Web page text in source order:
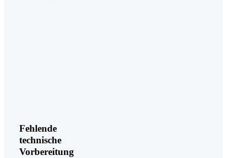
Fehlende
technische
Vorbereitung